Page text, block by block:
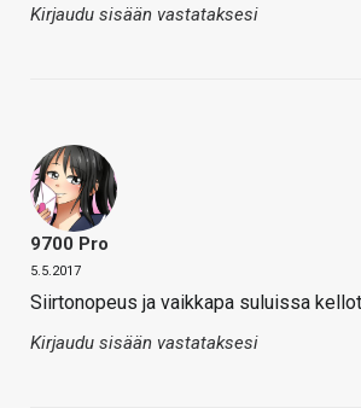
Kirjaudu sisään vastataksesi
9700 Pro
5.5.2017
Siirtonopeus ja vaikkapa suluissa
Kirjaudu sisään vastataksesi